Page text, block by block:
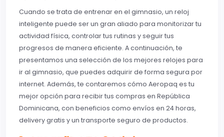
Cuando se trata de entrenar en el gimnasio, un reloj
inteligente puede ser un gran aliado para monitorizar tu
actividad física, controlar tus rutinas y seguir tus
progresos de manera eficiente. A continuación, te
presentamos una selección de los mejores relojes para
ir al gimnasio, que puedes adquirir de forma segura por
internet. Además, te contaremos cómo Aeropaq es tu
mejor opción para recibir tus compras en República
Dominicana, con beneficios como envíos en 24 horas,
delivery gratis y un transporte seguro de productos.